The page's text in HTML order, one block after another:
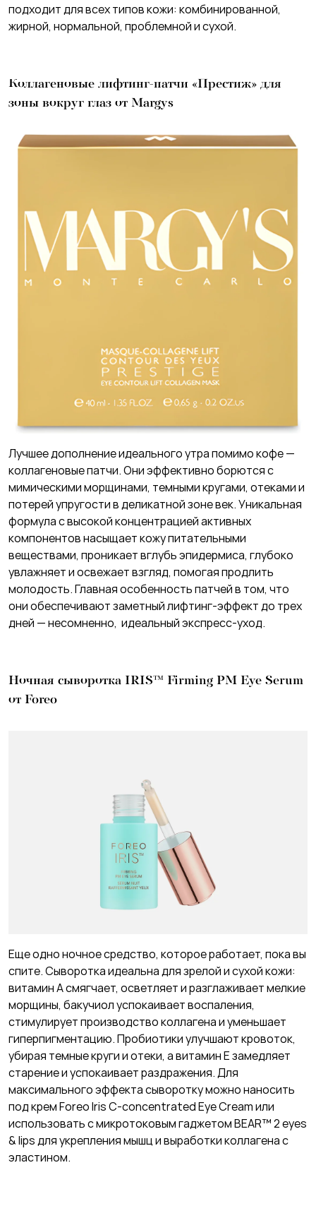
подходит для всех типов кожи: комбинированной,
жирной, нормальной, проблемной и сухой.
Коллагеновые лифтинг-патчи «Престиж» для
зоны вокруг глаз от Margys
Лучшее дополнение идеального утра помимо кофе —
коллагеновые патчи. Они эффективно борются с
мимическими морщинами, темными кругами, отеками и
потерей упругости в деликатной зоне век. Уникальная
формула с высокой концентрацией активных
компонентов насыщает кожу питательными
веществами, проникает вглубь эпидермиса, глубоко
увлажняет и освежает взгляд, помогая продлить
молодость. Главная особенность патчей в том, что
они обеспечивают заметный лифтинг-эффект до трех
дней — несомненно, идеальный экспресс-уход.
Ночная сыворотка IRIS™ Firming PM Eye Serum
от Foreo
Еще одно ночное средство, которое работает, пока вы
спите. Сыворотка идеальна для зрелой и сухой кожи:
витамин А смягчает, осветляет и разглаживает мелкие
морщины, бакучиол успокаивает воспаления,
стимулирует производство коллагена и уменьшает
гиперпигментацию. Пробиотики улучшают кровоток,
убирая темные круги и отеки, а витамин Е замедляет
старение и успокаивает раздражения. Для
максимального эффекта сыворотку можно наносить
под крем Foreo Iris C-concentrated Eye Cream или
использовать с микротоковым гаджетом BEAR™ 2 eyes
& lips для укрепления мышц и выработки коллагена с
эластином.